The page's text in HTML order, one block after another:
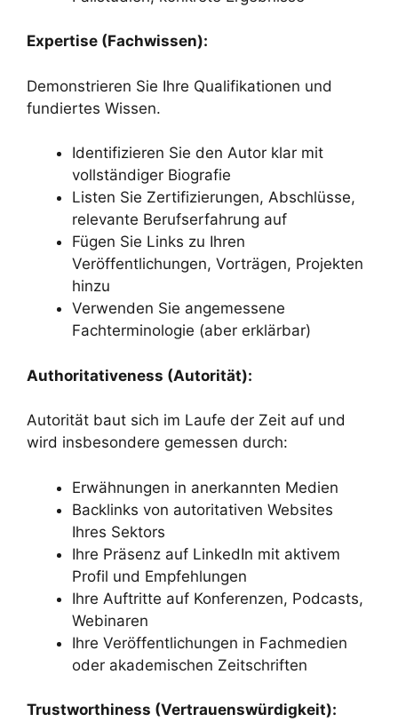
Expertise (Fachwissen):
Demonstrieren Sie Ihre Qualifikationen und
fundiertes Wissen.
Identifizieren Sie den Autor klar mit
vollständiger Biografie
Listen Sie Zertifizierungen, Abschlüsse,
relevante Berufserfahrung auf
Fügen Sie Links zu Ihren
Veröffentlichungen, Vorträgen, Projekten
hinzu
Verwenden Sie angemessene
Fachterminologie (aber erklärbar)
Authoritativeness (Autorität):
Autorität baut sich im Laufe der Zeit auf und
wird insbesondere gemessen durch:
Erwähnungen in anerkannten Medien
Backlinks von autoritativen Websites
Ihres Sektors
Ihre Präsenz auf LinkedIn mit aktivem
Profil und Empfehlungen
Ihre Auftritte auf Konferenzen, Podcasts,
Webinaren
Ihre Veröffentlichungen in Fachmedien
oder akademischen Zeitschriften
Trustworthiness (Vertrauenswürdigkeit):